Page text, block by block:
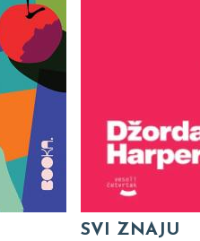
SVI ZNAJU